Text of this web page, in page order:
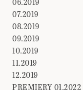
07.2019
08.2019
09.2019
10.2019
11.2019
12.2019
PREMIERY 01.2022